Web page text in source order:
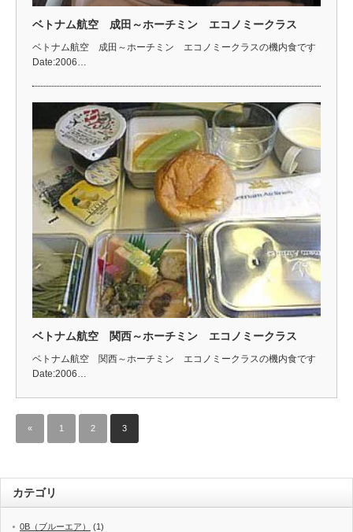
ベトナム航空 成田～ホーチミン エコノミークラス
ベトナム航空 成田～ホーチミン エコノミークラスの機内食です
Date:2006…
ベトナム航空 関西～ホーチミン エコノミークラス
ベトナム航空 関西～ホーチミン エコノミークラスの機内食です
Date:2006…
« 1 2 3
カテゴリ
0B（ブルーエア） (1)